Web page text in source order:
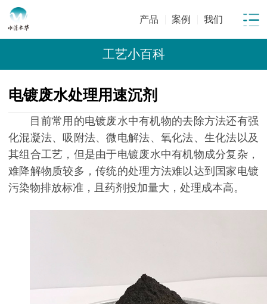
产品 案例 我们
工艺小百科
电镀废水处理用速沉剂
目前常用的电镀废水中有机物的去除方法还有强
化混凝法、吸附法、微电解法、氧化法、生化法以及
其组合工艺，但是由于电镀废水中有机物成分复杂，
难降解物质较多，传统的处理方法难以达到国家电镀
污染物排放标准，且药剂投加量大，处理成本高。